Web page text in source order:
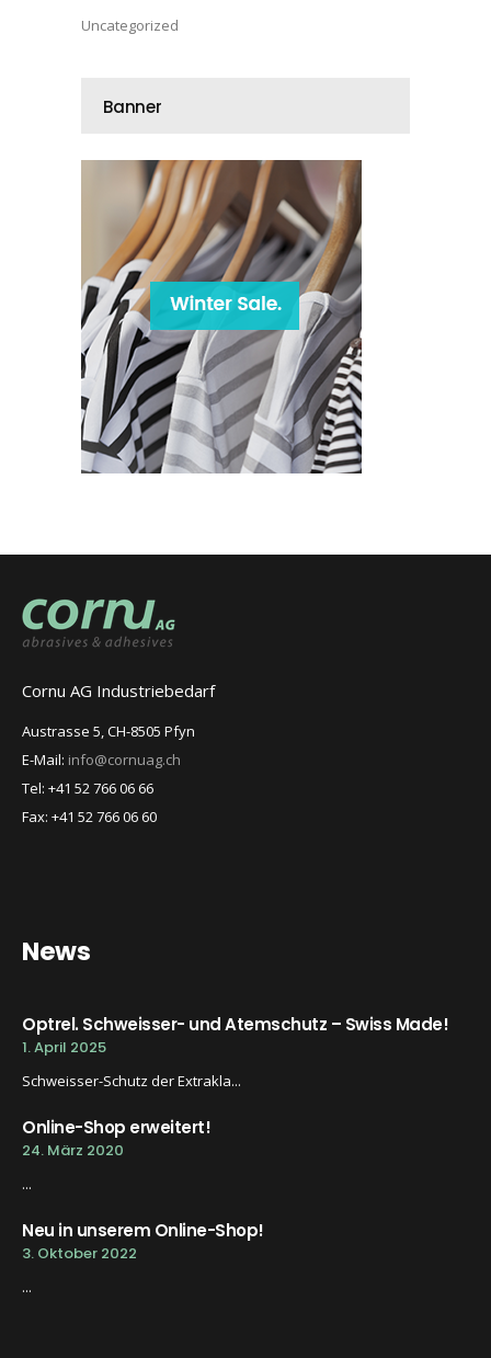
Uncategorized
Banner
Cornu AG Industriebedarf
Austrasse 5, CH-8505 Pfyn
E-Mail: info@cornuag.ch
Tel: +41 52 766 06 66
Fax: +41 52 766 06 60
News
Optrel. Schweisser- und Atemschutz – Swiss Made!
1. April 2025
Schweisser-Schutz der Extrakla...
Online-Shop erweitert!
24. März 2020
...
Neu in unserem Online-Shop!
3. Oktober 2022
...